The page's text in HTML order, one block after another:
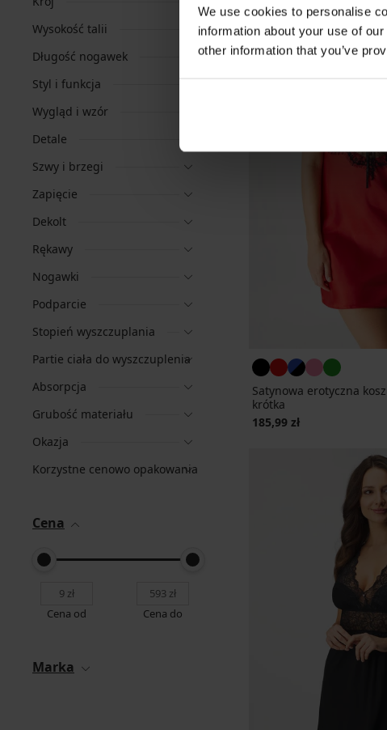
We use cookies to personalise
information about your use of
other information that you’ve
Wysokość talii
Długość nogawek
Styl i funkcja
Wygląd i wzór
Detale
Szwy i brzegi
Zapięcie
Dekolt
Rękawy
Nogawki
Podparcie
Stopień wyszczuplania
Partie ciała do wyszczuplenia
Absorpcja
Grubość materiału
Okazja
Korzystne cenowo opakowania
Cena
Cena od Cena do
Marka
Satynowa erotyczna
krótka
185,99 zł